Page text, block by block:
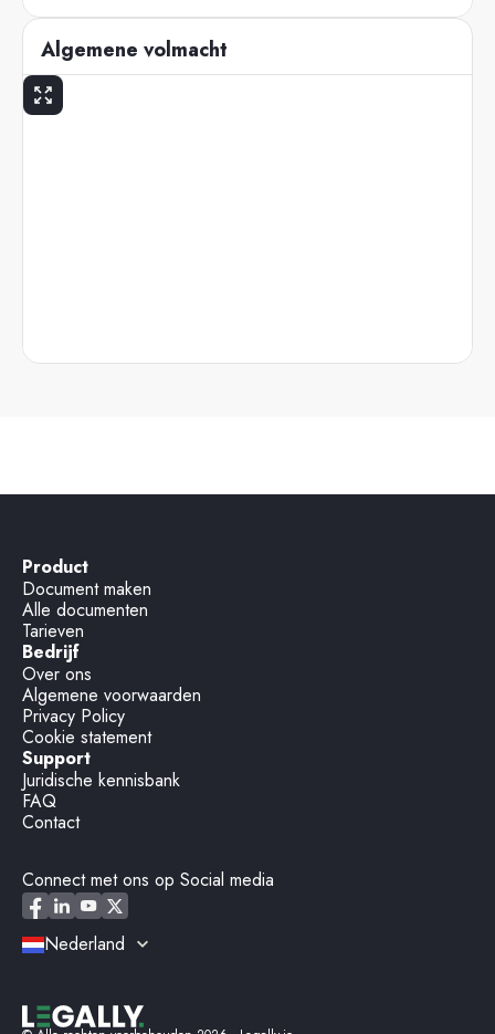
Algemene volmacht
Product
Document maken
Alle documenten
Tarieven
Bedrijf
Over ons
Algemene voorwaarden
Privacy Policy
Cookie statement
Support
Juridische kennisbank
FAQ
Contact
Connect met ons op Social media
Nederland